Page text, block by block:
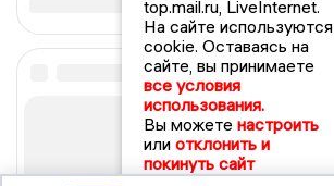
top.mail.ru, LiveInternet.
На сайте используются
cookie. Оставаясь на
сайте, вы принимаете
все условия
использования.
Вы можете настроить
или отклонить и
покинуть сайт